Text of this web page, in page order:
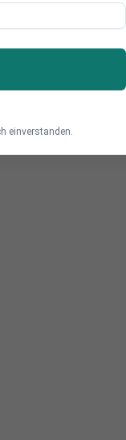
einverstanden.